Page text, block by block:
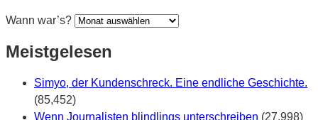
Wann war’s?
Meistgelesen
Simyo, der Kundenschreck. Eine endliche Geschichte.
(85,452)
Wenn Journalisten blindlings unterschreiben (27,998)